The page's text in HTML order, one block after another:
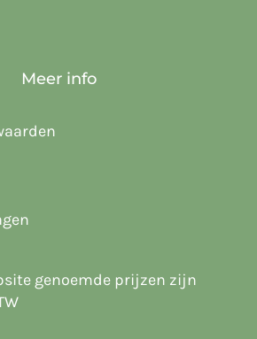
Meer info
genoemde prijzen zijn